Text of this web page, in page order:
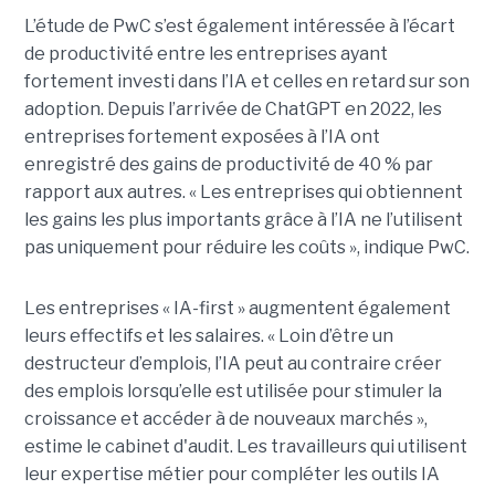
L’étude de PwC s’est également intéressée à l’écart
de productivité entre les entreprises ayant
fortement investi dans l’IA et celles en retard sur son
adoption. Depuis l’arrivée de ChatGPT en 2022, les
entreprises fortement exposées à l’IA ont
enregistré des gains de productivité de 40 % par
rapport aux autres. « Les entreprises qui obtiennent
les gains les plus importants grâce à l’IA ne l’utilisent
pas uniquement pour réduire les coûts », indique PwC.
Les entreprises « IA-first » augmentent également
leurs effectifs et les salaires. « Loin d’être un
destructeur d’emplois, l’IA peut au contraire créer
des emplois lorsqu’elle est utilisée pour stimuler la
croissance et accéder à de nouveaux marchés »,
estime le cabinet d'audit. Les travailleurs qui utilisent
leur expertise métier pour compléter les outils IA